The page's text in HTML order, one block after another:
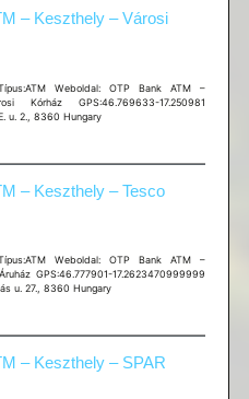
– Keszthely – Városi
Típus:ATM Weboldal: OTP Bank ATM –
Kórház GPS:46.769633-17.250981
u. 2., 8360 Hungary
– Keszthely – Tesco
Típus:ATM Weboldal: OTP Bank ATM –
GPS:46.777901-17.2623470999999
u. 27., 8360 Hungary
– Keszthely – SPAR